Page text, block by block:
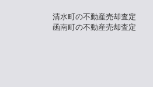
清水町の不動産売却査定
函南町の不動産売却査定